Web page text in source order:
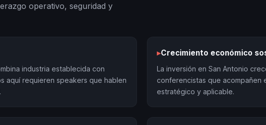
operativo, seguridad y
industria establecida con
aquí requieren speakers que hablen
▸Crecimiento económico
La inversión en San Antonio
conferencistas que acompañen
estratégico y aplicable.